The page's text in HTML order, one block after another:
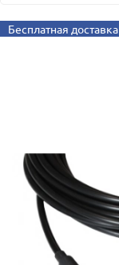
Бесплатная доставка